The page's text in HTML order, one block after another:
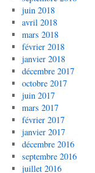
juin 2018
avril 2018
mars 2018
février 2018
janvier 2018
décembre 2017
octobre 2017
juin 2017
mars 2017
février 2017
janvier 2017
décembre 2016
septembre 2016
juillet 2016